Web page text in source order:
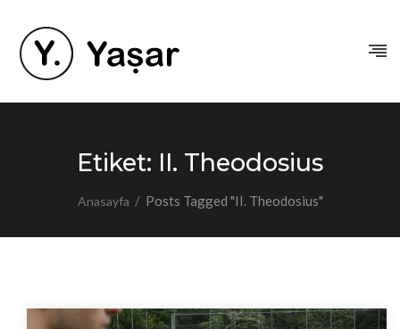
Etiket: II. Theodosius
Anasayfa / Posts Tagged "II. Theodosius"